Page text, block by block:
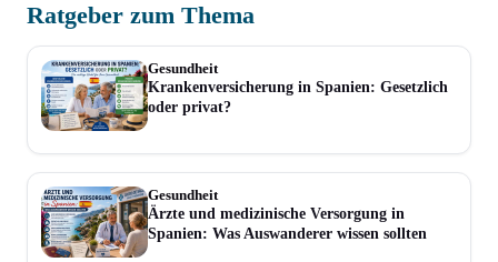
Ratgeber zum Thema
Gesundheit
Krankenversicherung in Spanien: Gesetzlich
oder privat?
Gesundheit
Ärzte und medizinische Versorgung in
Spanien: Was Auswanderer wissen sollten